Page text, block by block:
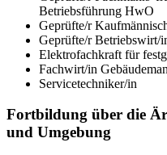
Betriebsführung HwO
Geprüfte/r
Geprüfte/r Betriebswirt/
Elektrofachkraft für
Fachwirt/in
Servicetechniker/in
Fortbildung über die
und Umgebung